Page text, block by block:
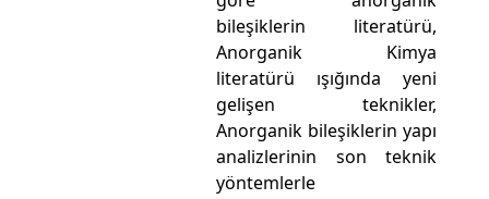
bileşiklerin literatürü,
Anorganik Kimya
literatürü ışığında yeni
gelişen teknikler,
Anorganik bileşiklerin yapı
analizlerinin son teknik
yöntemlerle